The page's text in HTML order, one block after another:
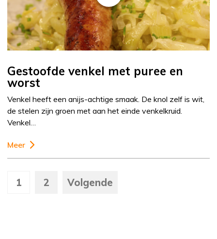
Gestoofde venkel met puree en
worst
Venkel heeft een anijs-achtige smaak. De knol zelf is wit,
de stelen zijn groen met aan het einde venkelkruid.
Venkel…
Meer
1 2 Volgende